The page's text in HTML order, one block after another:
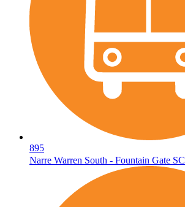
895
Narre Warren South - Fountain Gate SC